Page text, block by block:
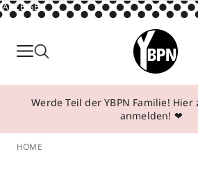
ANZEIGE
Parfum
Make-up
Behandlungen
Werde Teil der YBPN Familie!
anmelden! ❤
HOME